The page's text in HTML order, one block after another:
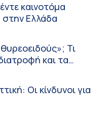
καινοτόμα
στην Ελλάδα
Τι
και τα
Οι κίνδυνοι για